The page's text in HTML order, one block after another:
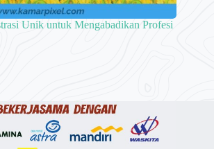
Unik untuk Mengabadikan Profesi